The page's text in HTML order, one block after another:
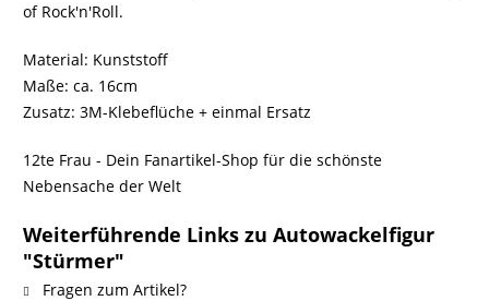
of Rock'n'Roll.
Material: Kunststoff
Maße: ca. 16cm
Zusatz: 3M-Klebeflüche + einmal Ersatz
12te Frau - Dein Fanartikel-Shop für die schönste
Nebensache der Welt
Weiterführende Links zu Autowackelfigur
"Stürmer"
Fragen zum Artikel?